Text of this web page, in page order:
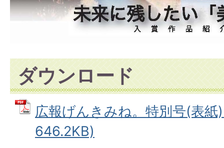
ダウンロード
広報げんきみね。特別号(表
646.2KB)